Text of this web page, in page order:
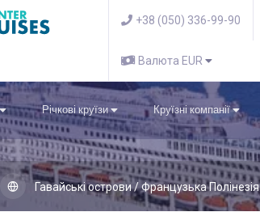
+38 (050) 336-99-90
Валюта EUR
Річкові круїзи Круїзні компанії
Гавайські острови / Французька Полінезія